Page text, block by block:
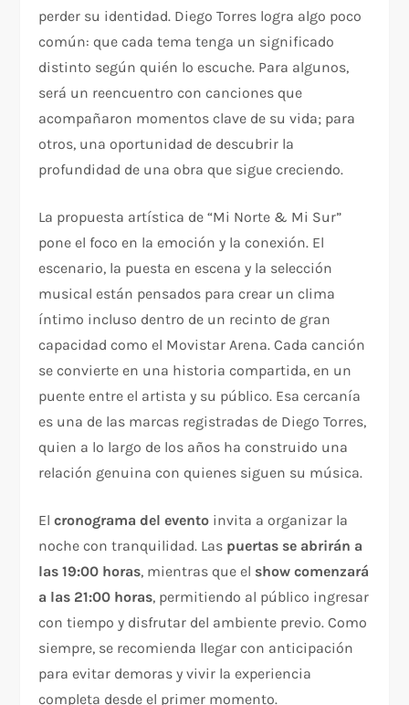
perder su identidad. Diego Torres logra algo poco
común: que cada tema tenga un significado
distinto según quién lo escuche. Para algunos,
será un reencuentro con canciones que
acompañaron momentos clave de su vida; para
otros, una oportunidad de descubrir la
profundidad de una obra que sigue creciendo.
La propuesta artística de “Mi Norte & Mi Sur”
pone el foco en la emoción y la conexión. El
escenario, la puesta en escena y la selección
musical están pensados para crear un clima
íntimo incluso dentro de un recinto de gran
capacidad como el Movistar Arena. Cada canción
se convierte en una historia compartida, en un
puente entre el artista y su público. Esa cercanía
es una de las marcas registradas de Diego Torres,
quien a lo largo de los años ha construido una
relación genuina con quienes siguen su música.
Elcronograma del evento invita a organizar la
noche con tranquilidad. Las puertas se abrirán a
las 19:00 horas, mientras que el show comenzará
a las 21:00 horas, permitiendo al público ingresar
con tiempo y disfrutar del ambiente previo. Como
siempre, se recomienda llegar con anticipación
para evitar demoras y vivir la experiencia
completa desde el primer momento.